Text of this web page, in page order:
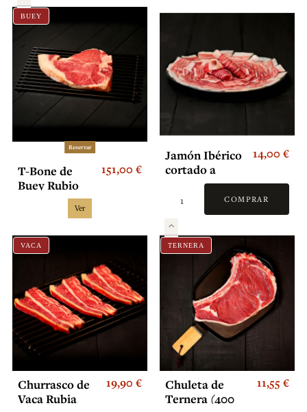
Reservar
BUEY
T-Bone de
Buey Rubio
151,00 €
Ver
Jamón Ibérico
cortado a
cuchillo
14,00 €
COMPRAR
VACA
Churrasco de
Vaca Rubia
19,90 €
TERNERA
Chuleta de
Ternera (400
11,55 €